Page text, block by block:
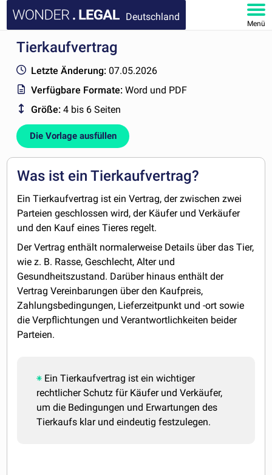
Deutschland
Menü
HOMEPAGE
DOKUMENTE
FAQ
KONTAKT
MEIN KONTO
Tierkaufvertrag
Letzte Änderung: 07.05.2026
Verfügbare Formate:Word und PDF
Größe: 4 bis 6 Seiten
Die Vorlage ausfüllen
Was ist ein Tierkaufvertrag?
Ein Tierkaufvertrag ist ein Vertrag, der zwischen zwei
Parteien geschlossen wird, der Käufer und Verkäufer
und den Kauf eines Tieres regelt.
Der Vertrag enthält normalerweise Details über das Tier,
wie z. B. Rasse, Geschlecht, Alter und
Gesundheitszustand. Darüber hinaus enthält der
Vertrag Vereinbarungen über den Kaufpreis,
Zahlungsbedingungen, Lieferzeitpunkt und -ort sowie
die Verpflichtungen und Verantwortlichkeiten beider
Parteien.
Ein Tierkaufvertrag ist ein wichtiger
rechtlicher Schutz für Käufer und Verkäufer,
um die Bedingungen und Erwartungen des
Tierkaufs klar und eindeutig festzulegen.